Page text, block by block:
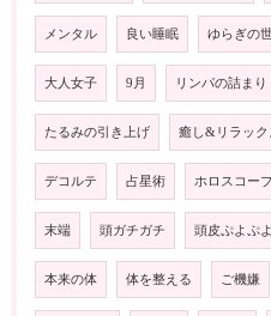
メンタル 良い睡眠 ゆらぎの
大人女子 9月 リンパの詰まり
たるみの引き上げ 癒し&リラック
デコルテ 占星術 ホロスコー
末端 頭ガチガチ 頭皮ぷよぷよ
本来の体 体を整える ご機嫌